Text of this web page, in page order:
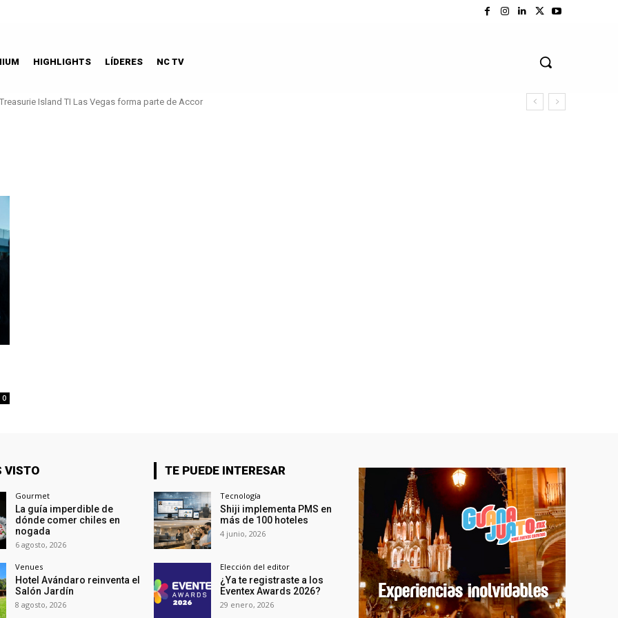
HIGHLIGHTS LÍDERES NC TV
Treasurie Island TI Las Vegas forma parte de Accor
0
VISTO
Gourmet
La guía imperdible de
dónde comer chiles en
nogada
6 agosto, 2026
Venues
Hotel Avándaro reinventa el
Salón Jardín
8 agosto, 2026
TE PUEDE INTERESAR
Tecnología
Shiji implementa PMS en
más de 100 hoteles
4 junio, 2026
Elección del editor
¿Ya te registraste a los
Eventex Awards 2026?
29 enero, 2026